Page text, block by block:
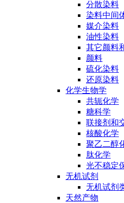
分散染料
染料中间
媒介染料
油性染料
其它颜料
颜料
硫化染料
还原染料
化学生物学
共轭化学
糖科学
联接剂和
核酸化学
聚乙二醇
肽化学
光不稳定
无机试剂
无机试剂
天然产物